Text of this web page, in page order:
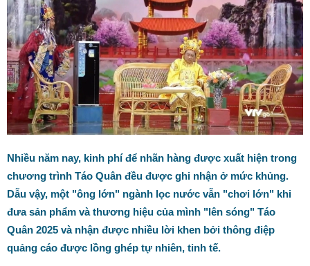
Nhiều năm nay, kinh phí để nhãn hàng được xuất hiện trong
chương trình Táo Quân đều được ghi nhận ở mức khủng.
Dẫu vậy, một "ông lớn" ngành lọc nước vẫn "chơi lớn" khi
đưa sản phẩm và thương hiệu của mình "lên sóng" Táo
Quân 2025 và nhận được nhiều lời khen bởi thông điệp
quảng cáo được lồng ghép tự nhiên, tinh tế.